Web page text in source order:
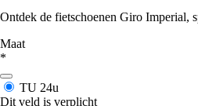
Ontdek de fietschoenen Giro Imperial,
Maat
*
TU 24u
Dit veld is verplicht